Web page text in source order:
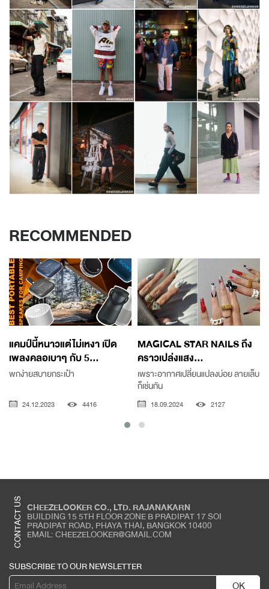
RECOMMENDED
แคมป์นี้หนาวแต่ไม่เหงา เปิด
เพลงคลอเบาๆ กับ 5...
พกง่ายสบายกระเป๋า
24.12.2023 4416
MAGICAL STAR NAILS ถึง
คราวเปล่งแสง...
เพราะอากาศเปลี่ยนแปลงบ่อย ลายเล็บ
ก็เช่นกัน
18.09.2024 2127
CONTACT US CHEEZELOOKER CO., LTD. RAJANAKARN
BUILDING 15 5TH FLOOR ZONE B PRADIPAT 17 SOI
PRADIPAT ROAD, PHAYA THAI, BANGKOK 10400
EMAIL: CHEEZELOOKER@GMAIL.COM
SUBSCRIBE TO OUR NEWSLETTER